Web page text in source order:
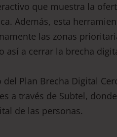
que muestra la
Además, esta
las zonas
a cerrar la brecha
Plan Brecha Digital
a través de Subtel,
de las personas.